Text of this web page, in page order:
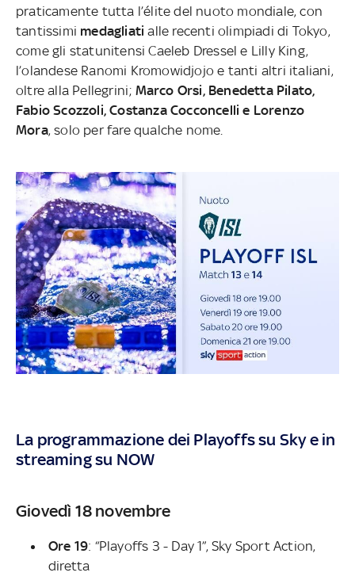
praticamente tutta l’élite del nuoto mondiale, con
tantissimi medagliatialle recenti olimpiadi di Tokyo,
come gli statunitensiCaeleb Dressel e Lilly King,
l’olandese Ranomi Kromowidjojo e tanti altri italiani,
oltre alla Pellegrini; Marco Orsi, Benedetta Pilato,
Fabio Scozzoli, Costanza Cocconcelli e Lorenzo
Mora, solo per fare qualche nome.
La programmazione dei Playoffs su Sky e in
streaming su NOW
Giovedì 18 novembre
Ore 19: “Playoffs 3 - Day 1”, Sky Sport Action,
diretta